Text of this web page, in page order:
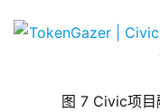
图 7 Civic项